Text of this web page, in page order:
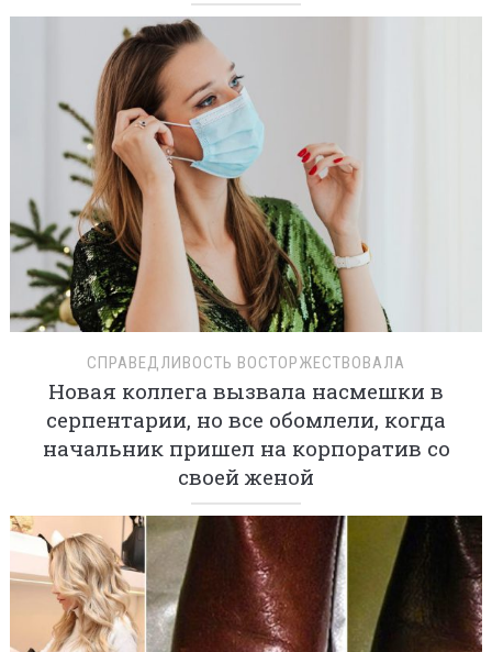
СПРАВЕДЛИВОСТЬ ВОСТОРЖЕСТВОВАЛА
Новая коллега вызвала насмешки в
серпентарии, но все обомлели, когда
начальник пришел на корпоратив со
своей женой